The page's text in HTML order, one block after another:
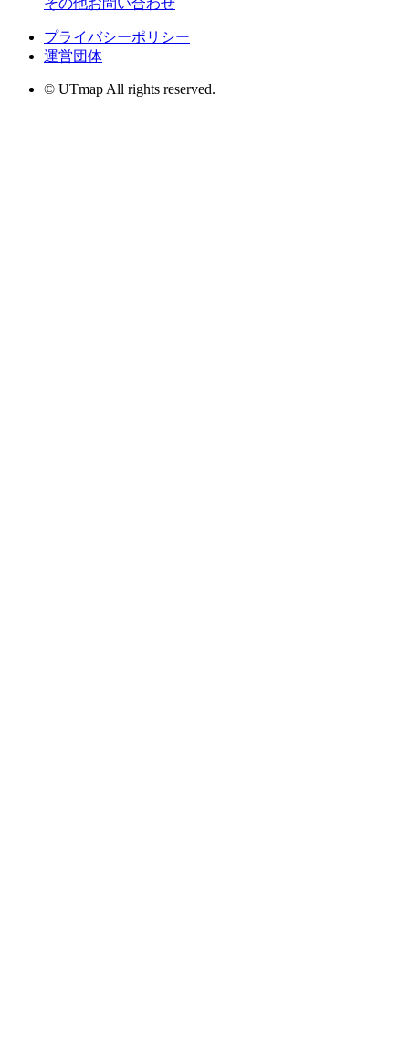
プライバシーポリシー
運営団体
© UTmap All rights reserved.